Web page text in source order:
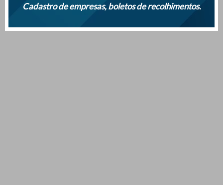
Cadastro de empresas, boletos de recolhimentos.